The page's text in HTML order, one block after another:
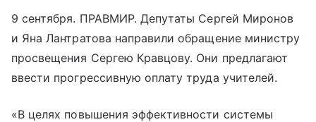
9 сентября. ПРАВМИР. Депутаты Сергей Миронов
и Яна Лантратова направили обращение министру
просвещения Сергею Кравцову. Они предлагают
ввести прогрессивную оплату труда учителей.
«В целях повышения эффективности системы